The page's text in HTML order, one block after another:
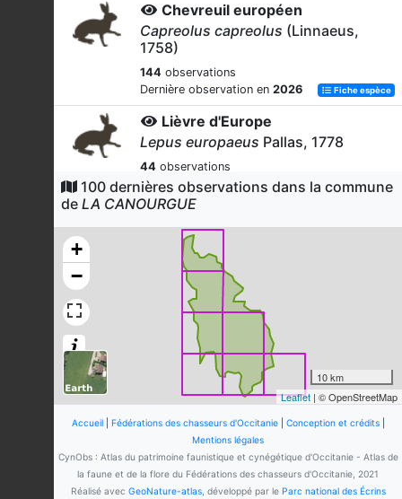
Chevreuil européen
Capreolus capreolus (Linnaeus,
1758)
144 observations
Dernière observation en 2026 Fiche espèce
Lièvre d'Europe
Lepus europaeus Pallas, 1778
44 observations
Dernière observation en 2026 Fiche espèce
Perdrix rouge
Alectoris rufa
observations
Dernière observation en
Renard roux
Vulpes vulpes
(Linnaeus, 1758)
observations
Dernière observation en2024 Fiche espèce
Cerf élaphe
Cervus elaphusLinnaeus, 1758
Dernière observation en2025
100 dernières observations dans la commune
de LA CANOURGUE
+
−
10 km
Leaflet | © OpenStreetMap
Accueil| Fédérations des chasseurs d'Occitanie| Conception et crédits|
Mentions légales
CynObs : Atlas du patrimoine faunistique et cynégétique d'Occitanie - Atlas de
la faune et de la flore du Fédérations des chasseurs d'Occitanie, 2021
Réalisé avec GeoNature-atlas, développé par le Parc national des Écrins